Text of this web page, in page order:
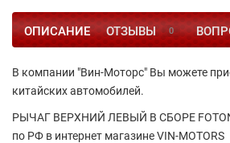
ОПИСАНИЕ ОТЗЫВЫ 0
В компании "Вин-Моторс" Вы можете
китайских автомобилей.
РЫЧАГ ВЕРХНИЙ ЛЕВЫЙ В СБОРЕ FOTON
по РФ в интернет магазине VIN-MOTORS